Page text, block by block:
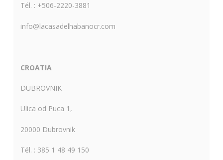
Tél. : +506-2220-3881
info@lacasadelhabanocr.com
CROATIA
DUBROVNIK
Ulica od Puca 1,
20000 Dubrovnik
Tél. : 385 1 48 49 150